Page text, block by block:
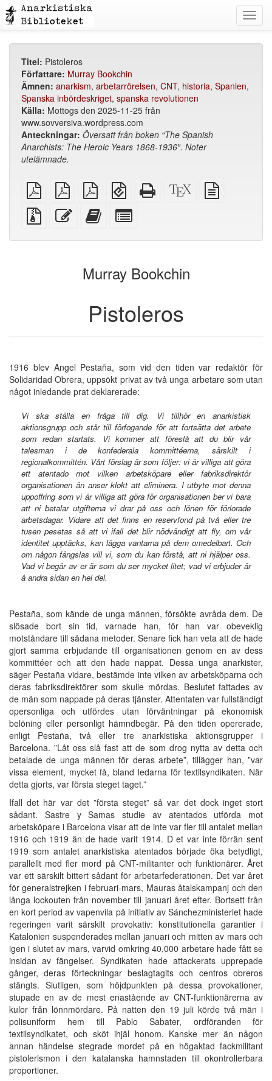
Titel: Pistoleros
Författare: Murray Bookchin
Ämnen: anarkism, arbetarrörelsen, CNT, historia, Spanien,
Spanska inbördeskriget, spanska revolutionen
Källa: Mottogs den 2025-11-25 från
www.sovversiva.wordpress.com
Anteckningar: Översatt från boken “The Spanish
Anarchists: The Heroic Years 1868-1936″. Noter
utelämnade.
plain
PDF
A4
imposed
PDF
Letter
imposed
PDF
EPUB
(för
mobila
enheter)
Fristående
HTML
XeLaTeX
källa
Källfiler
med
Redigera
denna
Lägg
text
bokskaparen
for
bookbuilder
Murray Bookchin
Pistoleros
1916 blev Angel Pestaña, som vid den tiden var redaktör för
Solidaridad Obrera, uppsökt privat av två unga arbetare som utan
något inledande prat deklarerade:
Vi ska ställa en fråga till dig. Vi tillhör en anarkistisk
aktionsgrupp och står till förfogande för att fortsätta det arbete
som redan startats. Vi kommer att föreslå att du blir vår
talesman i de konfederala kommittéerna, särskilt i
regionalkommittén. Vårt förslag är som följer: vi är villiga att göra
ett atentado mot vilken arbetsköpare eller fabriksdirektör
organisationen än anser klokt att eliminera. I utbyte mot denna
uppoffring som vi är villiga att göra för organisationen ber vi bara
att ni betalar utgifterna vi drar på oss och lönen för förlorade
arbetsdagar. Vidare att det finns en reservfond på två eller tre
tusen pesetas så att vi ifall det blir nödvändigt att fly, om vår
identitet upptäcks, kan lägga vantarna på dem omedelbart. Och
om någon fängslas vill vi, som du kan förstå, att ni hjälper oss.
Vad vi begär av er är som du ser mycket litet; vad vi erbjuder är
å andra sidan en hel del.
Pestaña, som kände de unga männen, försökte avråda dem. De
slösade bort sin tid, varnade han, för han var obeveklig
motståndare till sådana metoder. Senare fick han veta att de hade
gjort samma erbjudande till organisationen genom en av dess
kommittéer och att den hade nappat. Dessa unga anarkister,
säger Pestaña vidare, bestämde inte vilken av arbetsköparna och
deras fabriksdirektörer som skulle mördas. Beslutet fattades av
de män som nappade på deras tjänster. Attentaten var fullständigt
opersonliga och utfördes utan förväntningar på ekonomisk
belöning eller personligt hämndbegär. På den tiden opererade,
enligt Pestaña, två eller tre anarkistiska aktionsgrupper i
Barcelona. ”Låt oss slå fast att de som drog nytta av detta och
betalade de unga männen för deras arbete”, tillägger han, ”var
vissa element, mycket få, bland ledarna för textilsyndikaten. När
detta gjorts, var första steget taget.”
Ifall det här var det ”första steget” så var det dock inget stort
sådant. Sastre y Samas studie av atentados utförda mot
arbetsköpare i Barcelona visar att de inte var fler till antalet mellan
1916 och 1919 än de hade varit 1914. D et var inte förrän sent
1919 som antalet anarkistiska atentados började öka betydligt,
parallellt med fler mord på CNT-militanter och funktionärer. Året
var ett särskilt bittert sådant för arbetarfederationen. Det var året
för generalstrejken i februari-mars, Mauras åtalskampanj och den
långa lockouten från november till januari året efter. Bortsett från
en kort period av vapenvila på initiativ av Sánchezministeriet hade
regeringen varit särskilt provokativ: konstitutionella garantier i
Katalonien suspenderades mellan januari och mitten av mars och
igen i slutet av mars, varvid omkring 40,000 arbetare hade fått se
insidan av fängelser. Syndikaten hade attackerats upprepade
gånger, deras förteckningar beslagtagits och centros obreros
stängts. Slutligen, som höjdpunkten på dessa provokationer,
stupade en av de mest enastående av CNT-funktionärerna av
kulor från lönnmördare. På natten den 19 juli körde två män i
polisuniform hem till Pablo Sabater, ordföranden för
textilsyndikatet, och sköt ihjäl honom. Kanske mer än någon
annan händelse stegrade mordet på en högaktad fackmilitant
pistolerismon i den katalanska hamnstaden till okontrollerbara
proportioner.